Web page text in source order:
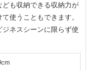
も収納できる収納力が
使うこともできます。
ネスシーンに限らず使